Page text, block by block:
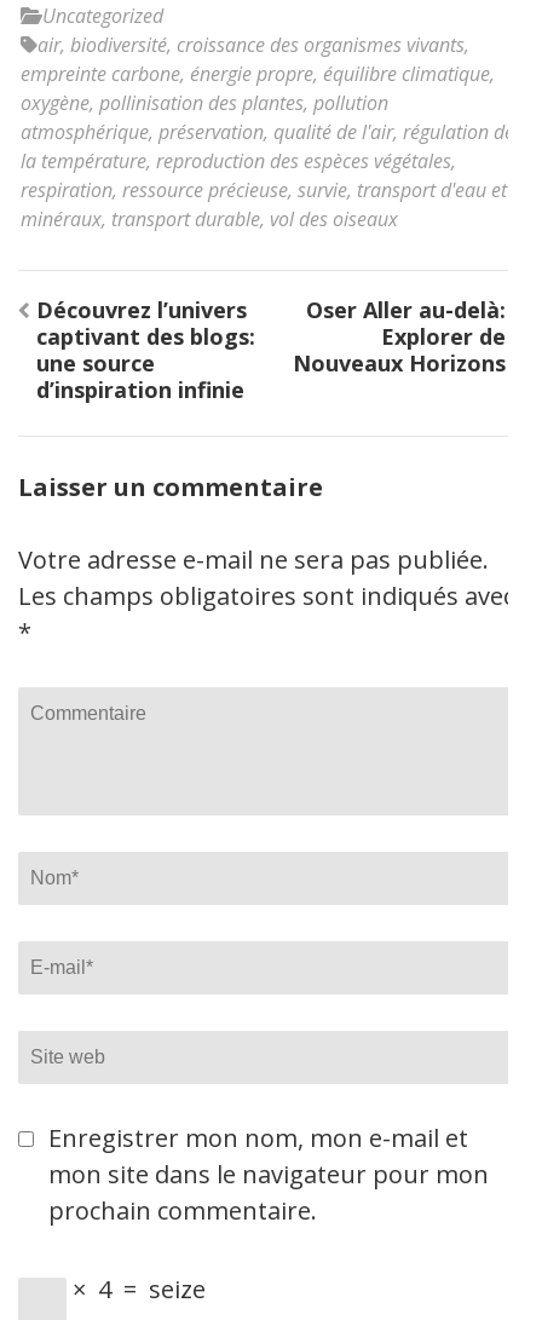
Uncategorized
air, biodiversité, croissance des organismes vivants,
empreinte carbone, énergie propre, équilibre climatique,
oxygène, pollinisation des plantes, pollution
atmosphérique, préservation, qualité de l'air, régulation de
la température, reproduction des espèces végétales,
respiration, ressource précieuse, survie, transport d'eau et
minéraux, transport durable, vol des oiseaux
Navigation
de
l’article
Découvrez l’univers
captivant des blogs:
une source
d’inspiration infinie
Oser Aller au-delà:
Explorer de
Nouveaux Horizons
Laisser un commentaire
Votre adresse e-mail ne sera pas publiée.
Les champs obligatoires sont indiqués avec
*
Commentaire
Name
Email*
Site
web
Enregistrer mon nom, mon e-mail et
mon site dans le navigateur pour mon
prochain commentaire.
× 4 = seize